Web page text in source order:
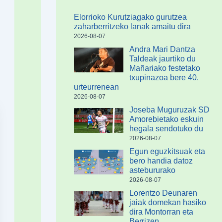
Elorrioko Kurutziagako gurutzea
zaharberritzeko lanak amaitu dira
2026-08-07
Andra Mari Dantza
Taldeak jaurtiko du
Mañariako festetako
txupinazoa bere 40.
urteurrenean
2026-08-07
Joseba Muguruzak SD
Amorebietako eskuin
hegala sendotuko du
2026-08-07
Egun eguzkitsuak eta
bero handia datoz
astebururako
2026-08-07
Lorentzo Deunaren
jaiak domekan hasiko
dira Montorran eta